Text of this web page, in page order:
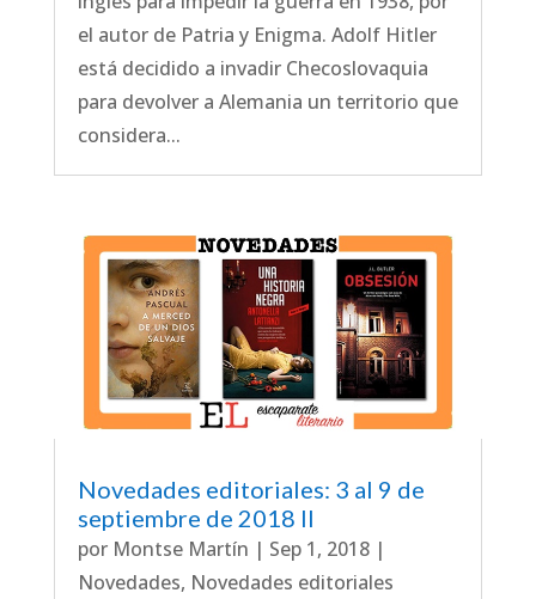
el autor de Patria y Enigma. Adolf Hitler
está decidido a invadir Checoslovaquia
para devolver a Alemania un territorio que
considera...
Novedades editoriales: 3 al 9 de
septiembre de 2018 II
por Montse Martín | Sep 1, 2018|
Novedades, Novedades editoriales